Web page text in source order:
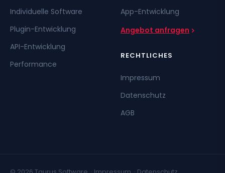
Individuelle Software
Plugin-Entwicklung
API-Entwicklung
Performance
App-Entwicklung
Angebot anfragen
RECHTLICHES
Impressum
Datenschutz
AGB